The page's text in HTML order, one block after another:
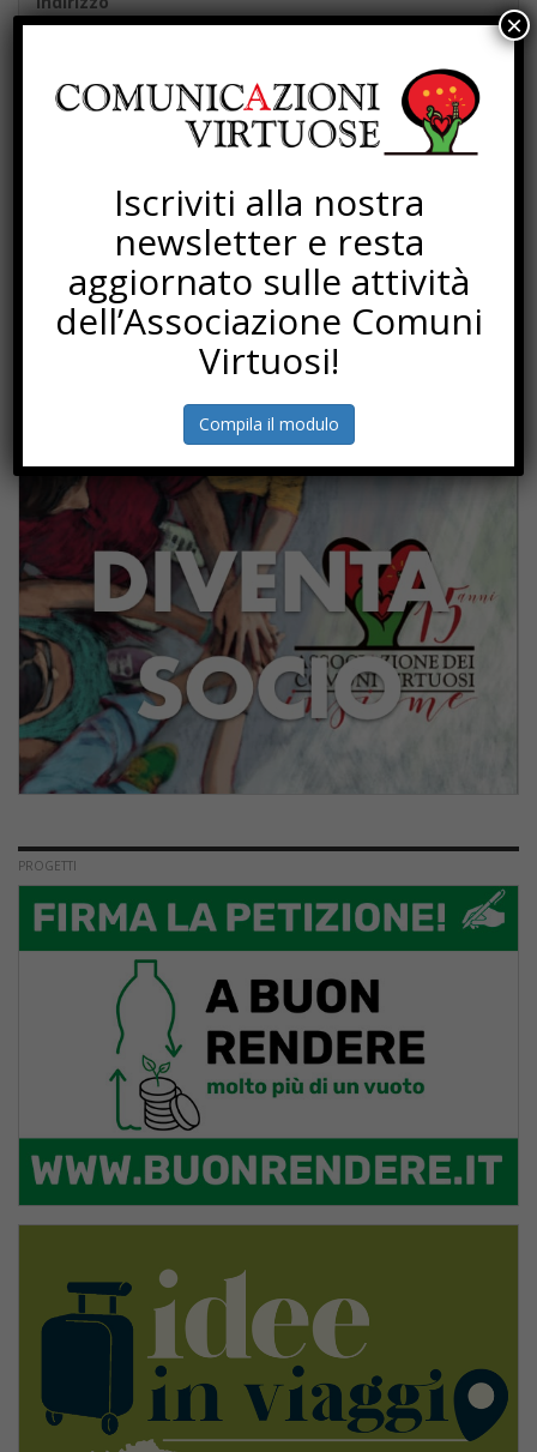
Via Cavour, 9
PR
Referente
Cristian Stocchi, sindaco
0521313711
Sito web
http://www.comune.colorno.pr.it
PROGETTI
Iscriviti alla nostra
newsletter e resta
aggiornato sulle attività
dell’Associazione Comuni
Virtuosi!
Compila il modulo
×